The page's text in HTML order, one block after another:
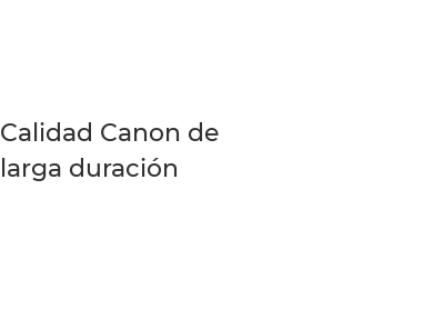
Calidad Canon de
larga duración